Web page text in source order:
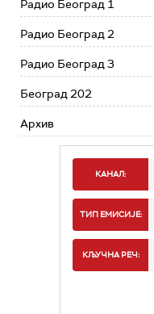
Радио Београд 1
Радио Београд 2
Радио Београд 3
Београд 202
Архив
КАНАЛ:
ТИП ЕМИСИЈЕ:
КЉУЧНА РЕЧ: